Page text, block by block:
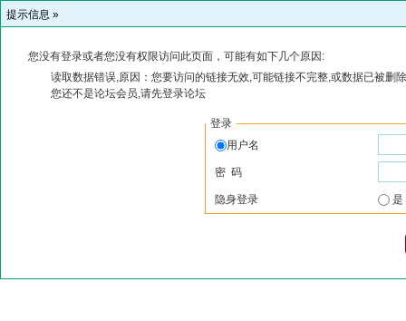
提示信息 »
您没有登录或者您没有权限访问此页面，可能有如下几个原因:
读取数据错误,原因：您要访问的链接无效,可能链接不完整,或数据已被删
您还不是论坛会员,请先登录论坛
登录
用户名
密 码
隐身登录